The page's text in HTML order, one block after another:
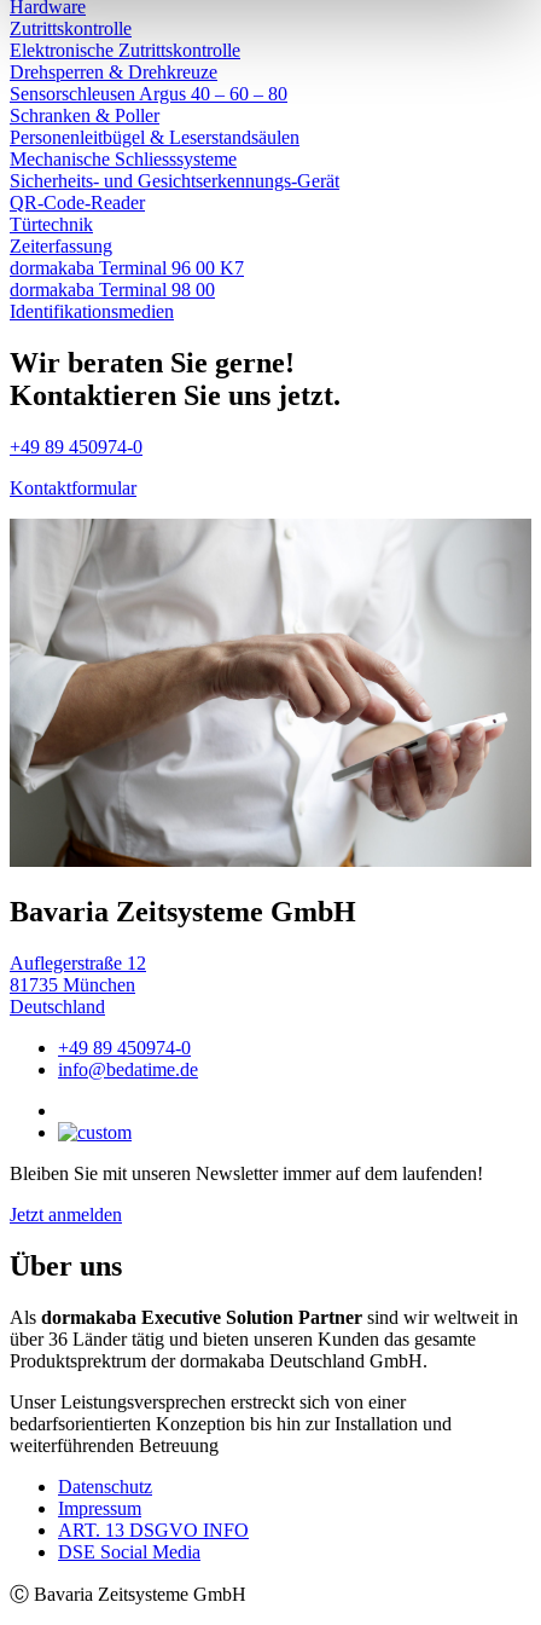
Hardware
Zutrittskontrolle
Elektronische Zutrittskontrolle
Drehsperren & Drehkreuze
Sensorschleusen Argus 40 – 60 – 80
Schranken & Poller
Personenleitbügel & Leserstandsäulen
Mechanische Schliess­systeme
Sicherheits- und Gesichtserkennungs-Gerät
QR-Code-Reader
Türtechnik
Zeiterfassung
dormakaba Terminal 96 00 K7
dormakaba Terminal 98 00
Identifikations­medien
Wir beraten Sie gerne!
Kontaktieren Sie uns jetzt.
+49 89 450974-0
Kontaktformular
Bavaria Zeitsysteme GmbH
Auflegerstraße 12
81735 München
Deutschland
+49 89 450974-0
info@bedatime.de
Bleiben Sie mit unseren Newsletter immer auf dem laufenden!
Jetzt anmelden
Über uns
Als dormakaba Executive Solution Partner sind wir weltweit in
über 36 Länder tätig und bieten unseren Kunden das gesamte
Produktsprektrum der dormakaba Deutschland GmbH.
Unser Leistungsversprechen erstreckt sich von einer
bedarfsorientierten Konzeption bis hin zur Installation und
weiterführenden Betreuung
Datenschutz
Impressum
ART. 13 DSGVO INFO
DSE Social Media
Ⓒ Bavaria Zeitsysteme GmbH